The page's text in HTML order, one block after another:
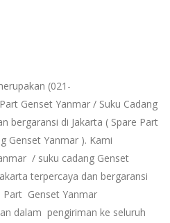
(021-
Genset Yanmar / Suku Cadang
bergaransi di Jakarta ( Spare Part
Genset Yanmar ). Kami
/ suku cadang Genset
terpercaya dan bergaransi
Part Genset Yanmar
dalam pengiriman ke seluruh